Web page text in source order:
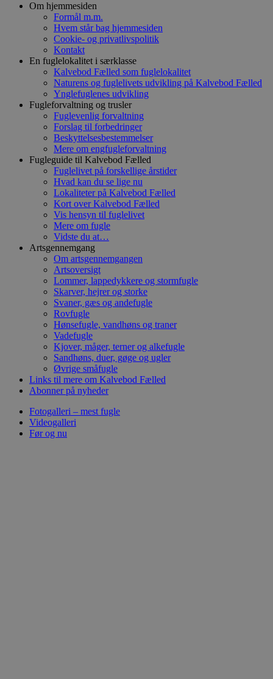
Om hjemmesiden
Formål m.m.
Hvem står bag hjemmesiden
Cookie- og privatlivspolitik
Kontakt
En fuglelokalitet i særklasse
Kalvebod Fælled som fuglelokalitet
Naturens og fuglelivets udvikling på Kalvebod Fælled
Ynglefuglenes udvikling
Fugleforvaltning og trusler
Fuglevenlig forvaltning
Forslag til forbedringer
Beskyttelsesbestemmelser
Mere om engfugleforvaltning
Fugleguide til Kalvebod Fælled
Fuglelivet på forskellige årstider
Hvad kan du se lige nu
Lokaliteter på Kalvebod Fælled
Kort over Kalvebod Fælled
Vis hensyn til fuglelivet
Mere om fugle
Vidste du at…
Artsgennemgang
Om artsgennemgangen
Artsoversigt
Lommer, lappedykkere og stormfugle
Skarver, hejrer og storke
Svaner, gæs og andefugle
Rovfugle
Hønsefugle, vandhøns og traner
Vadefugle
Kjover, måger, terner og alkefugle
Sandhøns, duer, gøge og ugler
Øvrige småfugle
Links til mere om Kalvebod Fælled
Abonner på nyheder
Fotogalleri – mest fugle
Videogalleri
Før og nu